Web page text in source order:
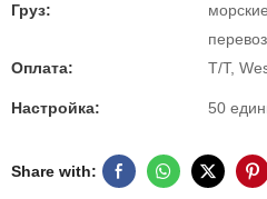
Груз:
Оплата:
T/T,
Настройка: 50
Share with: